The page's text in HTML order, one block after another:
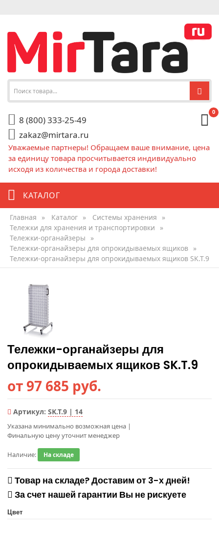
8 (800) 333-25-49
zakaz@mirtara.ru
0
Уважаемые партнеры! Обращаем ваше внимание, цена
за единицу товара просчитывается индивидуально
исходя из количества и города доставки!
КАТАЛОГ
Главная » Каталог » Системы хранения
»
Тележки для хранения и транспортировки
»
Тележки-органайзеры
»
Тележки-органайзеры для опрокидываемых ящиков »
Тележки-органайзеры для опрокидываемых ящиков SK.T.9
Тележки-органайзеры для
опрокидываемых ящиков SK.T.9
от 97 685 руб.
Артикул: SK.T.9 | 14
Указана минимально возможная цена |
Финальную цену уточнит менеджер
Наличие: На складе
Товар на складе? Доставим от 3-х дней!
За счет нашей гарантии Вы не рискуете
Цвет